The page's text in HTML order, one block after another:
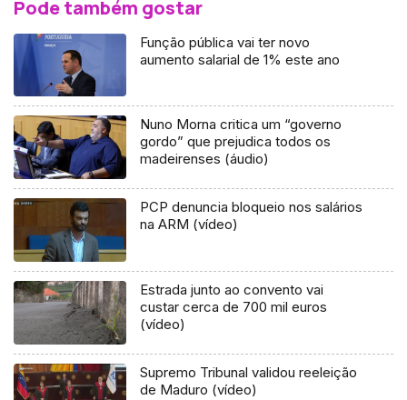
Pode também gostar
Função pública vai ter novo
aumento salarial de 1% este ano
Nuno Morna critica um “governo
gordo” que prejudica todos os
madeirenses (áudio)
PCP denuncia bloqueio nos salários
na ARM (vídeo)
Estrada junto ao convento vai
custar cerca de 700 mil euros
(vídeo)
Supremo Tribunal validou reeleição
de Maduro (vídeo)